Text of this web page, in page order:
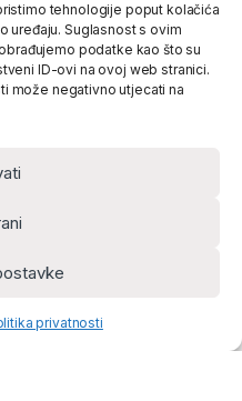
tehnologije poput kolačića
uređaju. Suglasnost s ovim
podatke kao što su
ID-ovi na ovoj web stranici.
može negativno utjecati na
privatnosti
Cart